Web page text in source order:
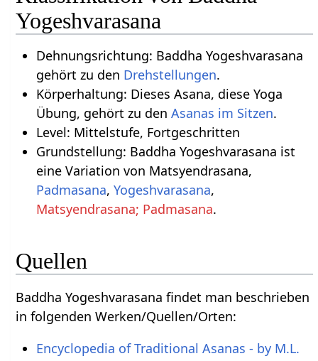
Yogeshvarasana
Dehnungsrichtung: Baddha Yogeshvarasana
gehört zu den Drehstellungen.
Körperhaltung: Dieses Asana, diese Yoga
Übung, gehört zu den Asanas im Sitzen.
Level: Mittelstufe, Fortgeschritten
Grundstellung: Baddha Yogeshvarasana ist
eine Variation von Matsyendrasana,
Padmasana, Yogeshvarasana,
Matsyendrasana; Padmasana.
Quellen
Baddha Yogeshvarasana findet man beschrieben
in folgenden Werken/Quellen/Orten:
Encyclopedia of Traditional Asanas - by M.L.